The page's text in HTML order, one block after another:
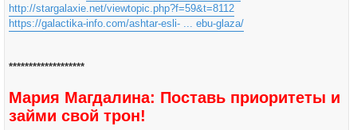
http://stargalaxie.net/viewtopic.php?f=59&t=8112
https://galactika-info.com/ashtar-esli- ... ebu-glaza/
*******************
Мария Магдалина: Поставь приоритеты и
займи свой трон!